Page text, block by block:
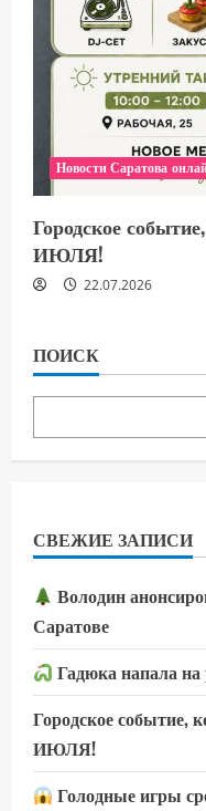
Новости Саратова
Городское
ИЮЛЯ!
22.07.2026
ПОИСК
СВЕЖИЕ ЗАПИСИ
Володин
Саратове
Гадюка напала на
Городское событие,
ИЮЛЯ!
Голодные игры